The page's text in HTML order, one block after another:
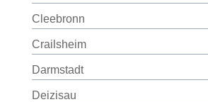
Cleebronn
Crailsheim
Darmstadt
Deizisau